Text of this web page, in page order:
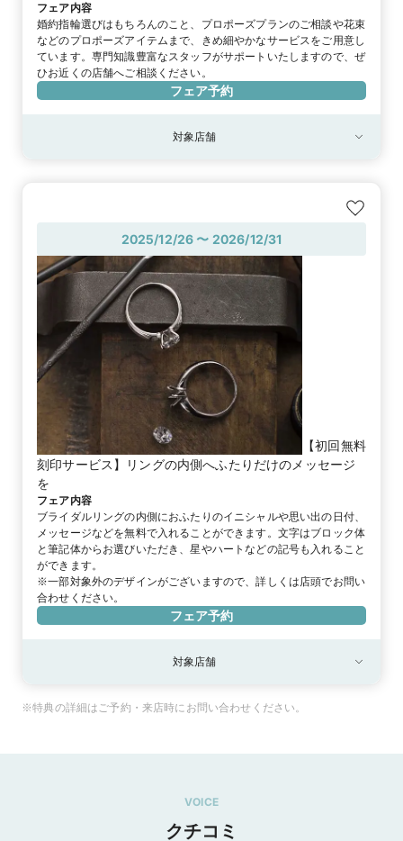
フェア内容
婚約指輪選びはもちろんのこと、プロポーズプランのご相談や花束
などのプロポーズアイテムまで、きめ細やかなサービスをご用意し
ています。専門知識豊富なスタッフがサポートいたしますので、ぜ
ひお近くの店舗へご相談ください。
フェア予約
対象店舗
2025/12/26 〜 2026/12/31
【初回無料
刻印サービス】リングの内側へふたりだけのメッセージ
を
フェア内容
ブライダルリングの内側におふたりのイニシャルや思い出の日付、
メッセージなどを無料で入れることができます。文字はブロック体
と筆記体からお選びいただき、星やハートなどの記号も入れること
ができます。
※一部対象外のデザインがございますので、詳しくは店頭でお問い
合わせください。
フェア予約
対象店舗
※特典の詳細はご予約・来店時にお問い合わせください。
VOICE
クチコミ